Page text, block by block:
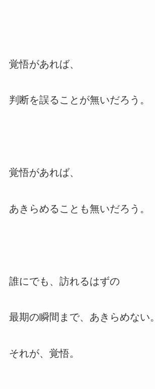
覚悟があれば、
判断を誤ることが無いだろう。
覚悟があれば、
あきらめることも無いだろう。
誰にでも、訪れるはずの
最期の瞬間まで、あきらめない。
それが、覚悟。